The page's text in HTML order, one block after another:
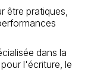
être pratiques,
dans la
l'écriture, le